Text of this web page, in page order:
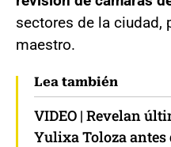
sectores de la ciudad,
maestro.
Lea también
VIDEO | Revelan
Yulixa Toloza